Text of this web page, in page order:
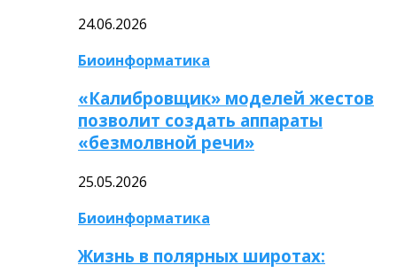
24.06.2026
Биоинформатика
«Калибровщик» моделей жестов
позволит создать аппараты
«безмолвной речи»
25.05.2026
Биоинформатика
Жизнь в полярных широтах: